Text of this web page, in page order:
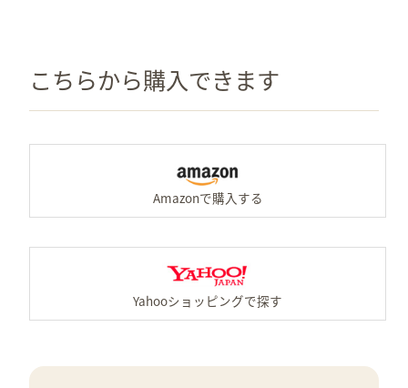
こちらから購入できます